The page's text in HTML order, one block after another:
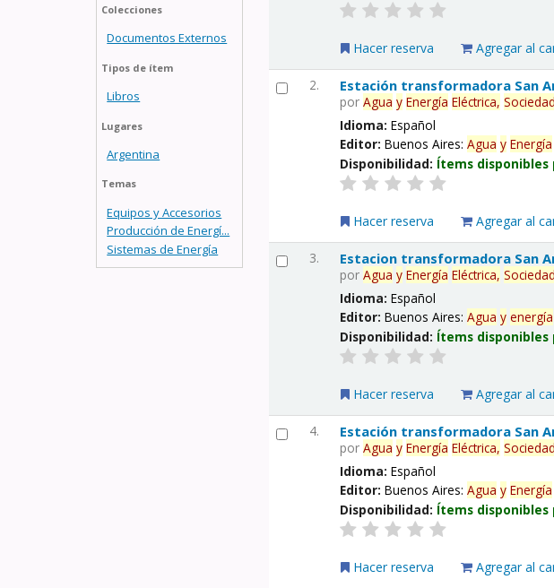
Colecciones
Documentos Externos
Tipos de ítem
Libros
Lugares
Argentina
Temas
Equipos y Accesorios
Producción de Energí...
Sistemas de Energía
Hacer reserva Agregar al
2. Estación transformadora San
porAgua y Energía Eléctrica, Sociedad
Idioma:Español
Editor:Buenos Aires:Agua y Energía
Disponibilidad: Ítems
Hacer reserva Agregar al
3. Estacion transformadora San
porAgua y Energía Eléctrica, Sociedad
Idioma:Español
Editor:Buenos Aires:Agua y energía
Disponibilidad: Ítems
Hacer reserva Agregar al
4. Estación transformadora San
porAgua y Energía Eléctrica, Sociedad
Idioma:Español
Editor:Buenos Aires:Agua y Energía
Disponibilidad: Ítems
Hacer reserva Agregar al